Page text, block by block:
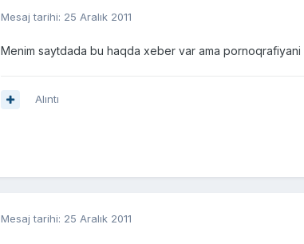
Mesaj tarihi: 25 Aralık 2011
Menim saytdada bu haqda xeber var ama
Alıntı
Mesaj tarihi: 25 Aralık 2011